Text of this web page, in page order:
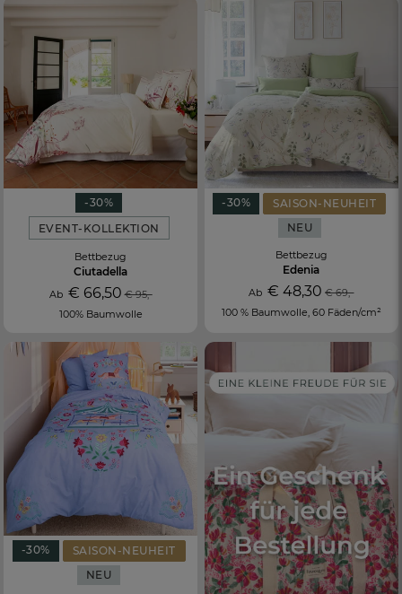
-30%
EVENT-KOLLEKTION
Bettbezug
Ciutadella
Ab € 66,50 € 95,-
100% Baumwolle
-30%
SAISON-NEUHEIT
NEU
Bettbezug
Edenia
Ab€ 48,30 € 69,-
100 % Baumwolle, 60 Fäden/cm²
-30%
SAISON-NEUHEIT
NEU